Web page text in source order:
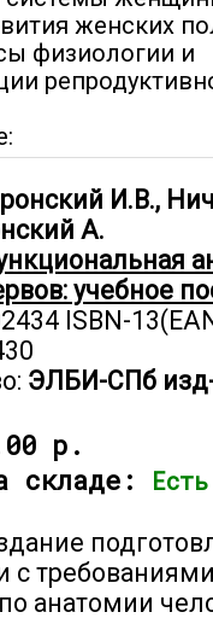
женских
физиологии и
И.В.,
А.
учебное
ISBN-
ЭЛБИ-СПб
р.
складе:
с
анатомии